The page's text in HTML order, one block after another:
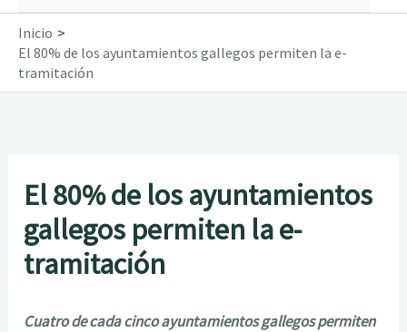
Inicio
El 80% de los ayuntamientos gallegos permiten la e-
tramitación
El 80% de los ayuntamientos
gallegos permiten la e-
tramitación
Cuatro de cada cinco ayuntamientos gallegos permiten